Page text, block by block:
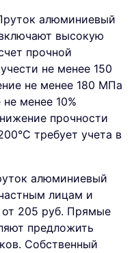
алюминиевый
высокую
прочной
не менее 150
не менее 180 МПа
менее 10%
прочности
требует учета в
алюминиевый
лицам и
205 руб. Прямые
предложить
Собственный